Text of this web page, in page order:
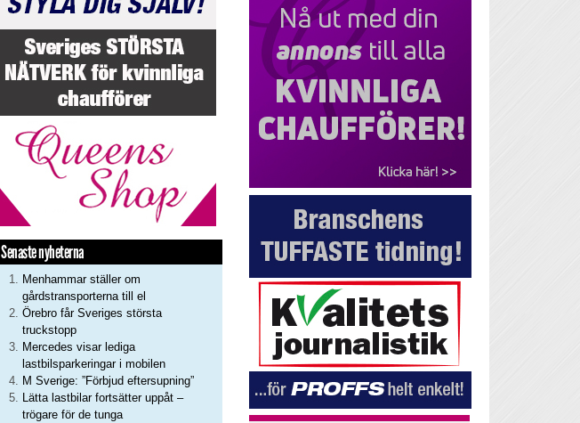
Senaste nyheterna
Menhammar ställer om
gårdstransporterna till el
Örebro får Sveriges största
truckstopp
Mercedes visar lediga
lastbilsparkeringar i mobilen
M Sverige: ”Förbjud eftersupning”
Lätta lastbilar fortsätter uppåt –
trögare för de tunga